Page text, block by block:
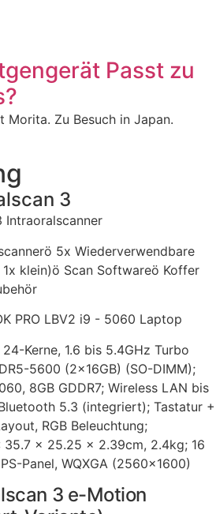
Passt zu
Morita. Zu Besuch in Japan.
3
Intraoralscanner
5x Wiederverwendbare
klein)ö Scan Softwareö Koffer
PRO LBV2 i9 - 5060 Laptop
Kerne, 1.6 bis 5.4GHz Turbo
5600 (2x16GB) (SO-DIMM);
8GB GDDR7; Wireless LAN bis
5.3 (integriert); Tastatur +
RGB Beleuchtung;
35.7 x 25.25 x 2.39cm, 2.4kg; 16
Panel, WQXGA (2560x1600)
3 e-Motion